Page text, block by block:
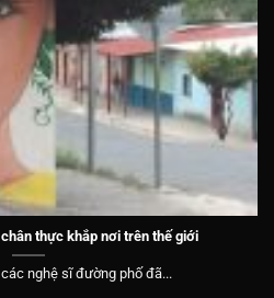
thực khắp nơi trên thế giới
nghệ sĩ đường phố đã...